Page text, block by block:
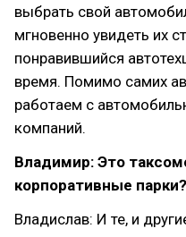
выбрать свой
мгновенно увидеть их
понравившийся
время. Помимо самих
работаем с
компаний.
Владимир: Это
корпоративные парки?
Владислав: И те, и